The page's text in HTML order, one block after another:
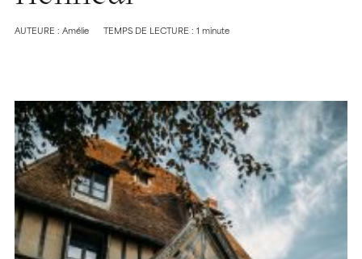
AUTEURE : Amélie TEMPS DE LECTURE : 1 minute